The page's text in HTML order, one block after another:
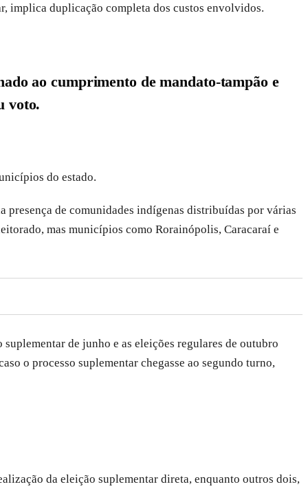
implica duplicação completa dos custos envolvidos.
ao cumprimento de mandato-tampão e
voto.
do estado.
de comunidades indígenas distribuídas por várias
mas municípios como Rorainópolis, Caracaraí e
de junho e as eleições regulares de outubro
o processo suplementar chegasse ao segundo turno,
da eleição suplementar direta, enquanto outros dois,